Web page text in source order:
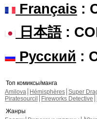
Français :
日本語:
Русский :
Топ комиксы/манга
Amilova
Hémisphères Super
Piratesourcil
Fireworks Detective
Жанры